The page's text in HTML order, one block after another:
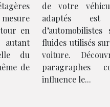
en
du
de
de votre
adaptés est
fluides utilisés
voiture.
paragraphes
influence le...